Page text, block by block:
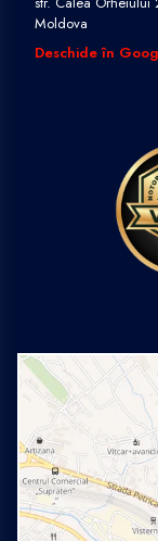
Moldova
Deschide în